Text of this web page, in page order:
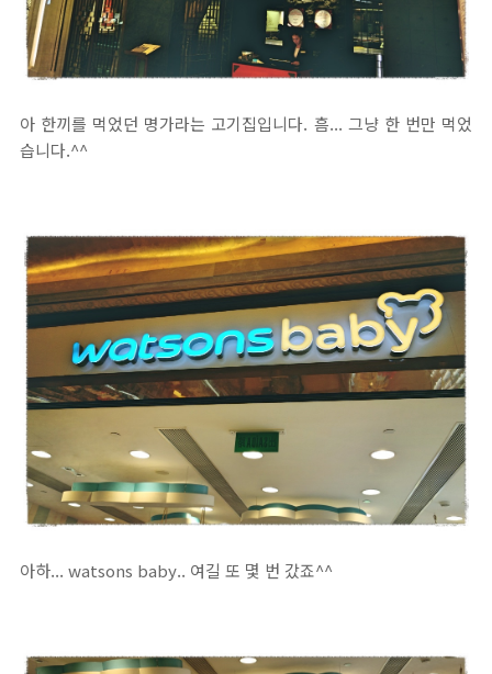
아 한끼를 먹었던 명가라는 고기집입니다. 흠... 그냥 한 번만 먹었
습니다.^^
아하... watsons baby.. 여길 또 몇 번 갔죠^^